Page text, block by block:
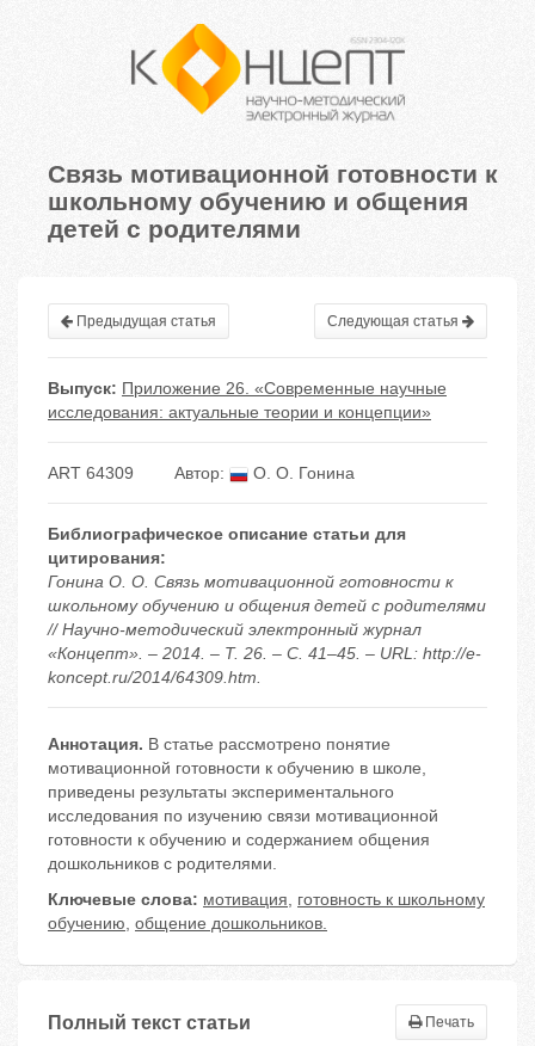
Связь мотивационной готовности к
школьному обучению и общения
детей с родителями
Предыдущая статья Следующая статья
Выпуск: Приложение 26. «Современные научные
исследования: актуальные теории и концепции»
ART 64309 Автор: О. О. Гонина
Библиографическое описание статьи для
цитирования:
Гонина О. О. Связь мотивационной готовности к
школьному обучению и общения детей с родителями
// Научно-методический электронный журнал
«Концепт». – 2014. – Т. 26. – С. 41–45. – URL: http://e-
koncept.ru/2014/64309.htm.
Аннотация. В статье рассмотрено понятие
мотивационной готовности к обучению в школе,
приведены результаты экспериментального
исследования по изучению связи мотивационной
готовности к обучению и содержанием общения
дошкольников с родителями.
Ключевые слова: мотивация, готовность к школьному
обучению, общение дошкольников.
Полный текст статьи Печать